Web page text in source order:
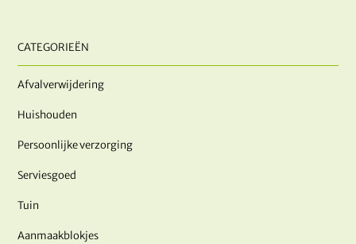
CATEGORIEËN
Afvalverwijdering
Huishouden
Persoonlijke verzorging
Serviesgoed
Tuin
Aanmaakblokjes